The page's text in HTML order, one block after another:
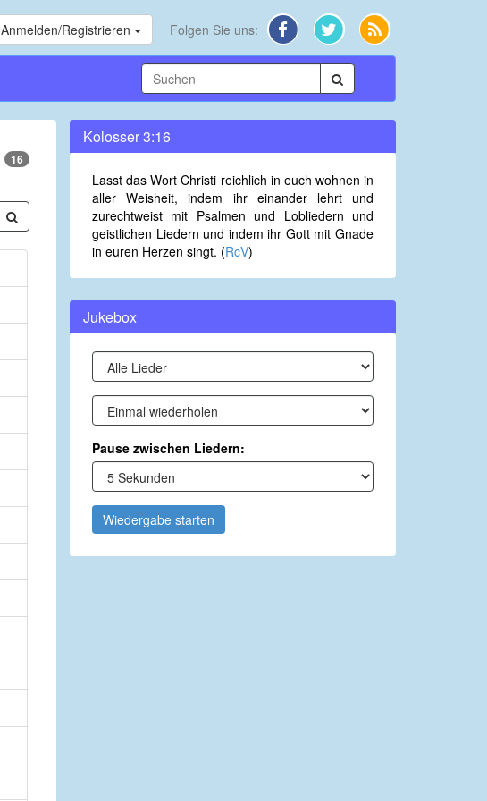
Anmelden/Registrieren Folgen Sie uns:
16
Kolosser 3:16
Lasst das Wort Christi reichlich in euch wohnen in
aller Weisheit, indem ihr einander lehrt und
zurechtweist mit Psalmen und Lobliedern und
geistlichen Liedern und indem ihr Gott mit Gnade
in euren Herzen singt. (RcV)
Jukebox
Pause zwischen Liedern:
Wiedergabe starten